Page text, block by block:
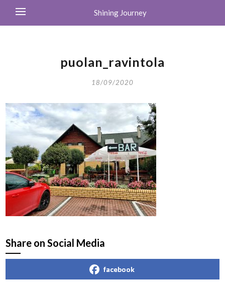
Shining Journey
puolan_ravintola
18/09/2020
Share on Social Media
facebook